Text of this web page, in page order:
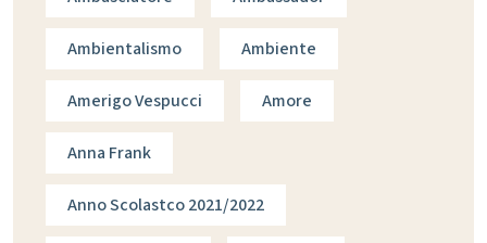
Ambientalismo Ambiente
Amerigo Vespucci Amore
Anna Frank
Anno Scolastco 2021/2022